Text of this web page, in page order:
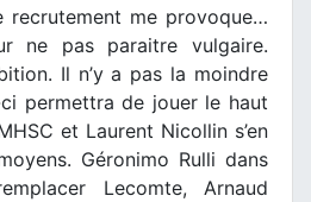
recrutement me provoque…
ne pas paraitre vulgaire.
Il n’y a pas la moindre
permettra de jouer le haut
et Laurent Nicollin s’en
Géronimo Rulli dans
Lecomte, Arnaud